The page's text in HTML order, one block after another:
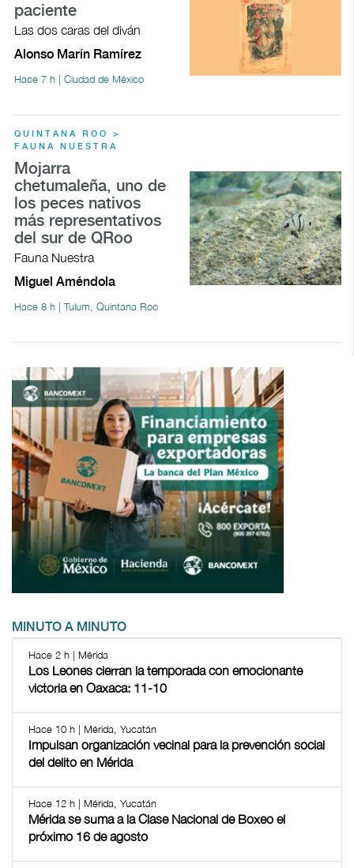
paciente
Las dos caras del diván
Alonso Marín Ramírez
Hace 7 h | Ciudad de México
QUINTANA ROO >
FAUNA NUESTRA
Mojarra
chetumaleña, uno de
los peces nativos
más representativos
del sur de QRoo
Fauna Nuestra
Miguel Améndola
Hace 8 h | Tulum, Quintana Roo
MINUTO A MINUTO
Hace 2 h | Mérida
Los Leones cierran la temporada con emocionante
victoria en Oaxaca: 11-10
Hace 10 h | Mérida, Yucatán
Impulsan organización vecinal para la prevención social
del delito en Mérida
Hace 12 h | Mérida, Yucatán
Mérida se suma a la Clase Nacional de Boxeo el
próximo 16 de agosto